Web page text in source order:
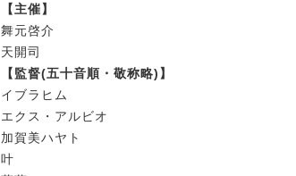
【主催】
舞元啓介
天開司
【監督(五十音順・敬称略)】
イブラヒム
エクス・アルビオ
加賀美ハヤト
叶